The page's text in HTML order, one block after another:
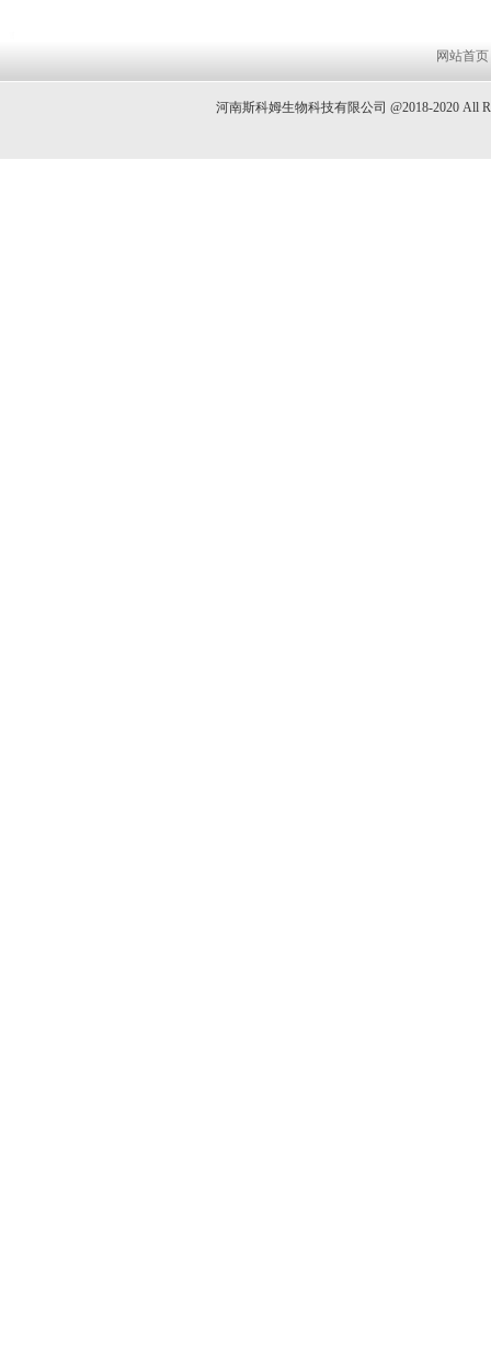
网站首页
河南斯科姆生物科技有限公司 @2018-2020 All